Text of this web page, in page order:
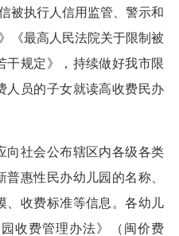
被执行人信用监管、警示和
《最高人民法院关于限制被
干规定》，持续做好我市限
人员的子女就读高收费民办
社会公布辖区内各级各类
惠性民办幼儿园的名称、
、收费标准等信息。各幼儿
收费管理办法》（闽价费